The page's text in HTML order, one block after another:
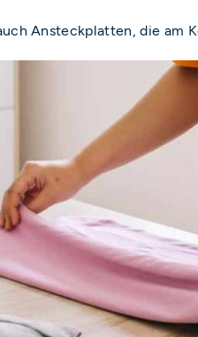
Ansteckplatten, die am